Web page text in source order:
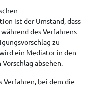
ist der Umstand, dass
des Verfahrens
zu
ein Mediator in den
absehen.
bei dem die